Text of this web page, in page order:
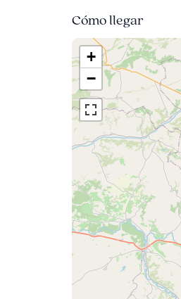
Cómo llegar
+
−